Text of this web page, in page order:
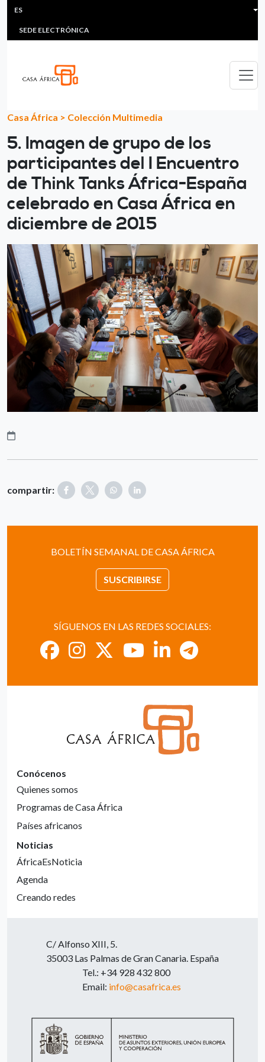
Pasar al contenido principal
HEADER MENU
MULTIMEDIA
SEDE ELECTRÓNICA
ES
Casa África > Colección Multimedia
5. Imagen de grupo de los
participantes del I Encuentro
de Think Tanks África-España
celebrado en Casa África en
diciembre de 2015
compartir:
BOLETÍN SEMANAL DE CASA ÁFRICA
SUSCRIBIRSE
SÍGUENOS EN LAS REDES SOCIALES:
Conócenos
Quienes somos
Programas de Casa África
Países africanos
Noticias
ÁfricaEsNoticia
Agenda
Creando redes
C/ Alfonso XIII, 5.
35003 Las Palmas de Gran Canaria. España
Tel.: +34 928 432 800
Email: info@casafrica.es